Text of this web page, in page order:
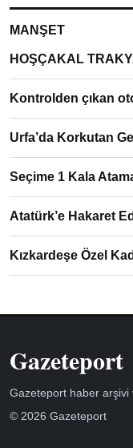
MANŞET
HOŞÇAKAL
Kontrolden çıkan
Urfa’da Korkutan
Seçime 1 Kala
Atatürk’e Hakaret
Kızkardeşe Özel
Gazeteport
Gazeteport haber arşivi
© 2026 Gazeteport